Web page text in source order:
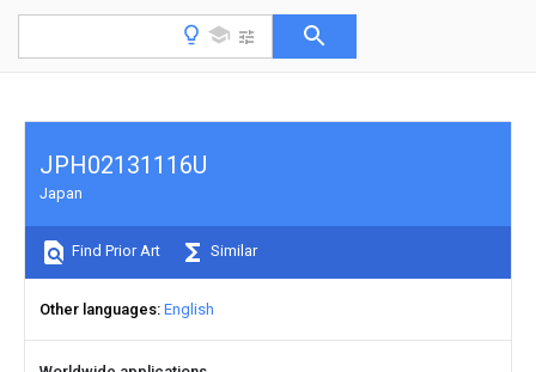
JPH02131116U
Japan
Find Prior Art Similar
Other languages English